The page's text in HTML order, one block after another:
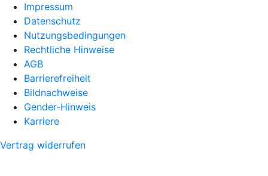
Impressum
Datenschutz
Nutzungsbedingungen
Rechtliche Hinweise
AGB
Barrierefreiheit
Bildnachweise
Gender-Hinweis
Karriere
Vertrag widerrufen